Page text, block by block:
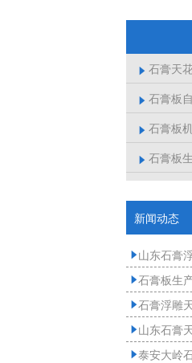
 石膏天
 石膏板
 石膏板
 石膏板
新闻动态
 山东石膏浮雕
 石膏板生产线
 石膏浮雕天花板
 山东石膏天花板设
 泰安大岭石膏浮